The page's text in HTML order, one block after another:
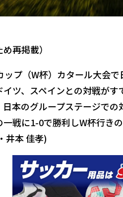
再掲載）
ップ（W杯）カタール大会
ツ、スペインとの対戦が
本のグループステージで
戦に1-0で勝利しW杯行き
井本 佳孝)